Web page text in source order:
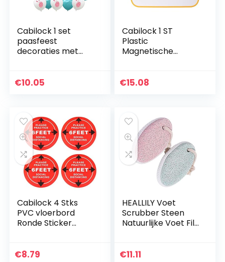
Cabilock 1 set
paasfeest
decoraties met
toppers
€10.05
Cabilock 1 ST
Plastic
Magnetische
Board Message
€15.08
Cabilock 4 Stks
PVC vloerbord
Ronde Sticker
Herinnering
€8.79
HEALLILY Voet
Scrubber Steen
Natuurlijke Voet File
Voor Voeten En
€11.11